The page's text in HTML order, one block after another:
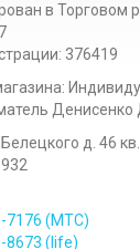
в Торговом
376419
Денисенко
д. 46
7176 (МТС)
8673 (life)